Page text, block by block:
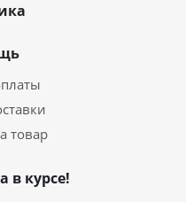
товар
в курсе!